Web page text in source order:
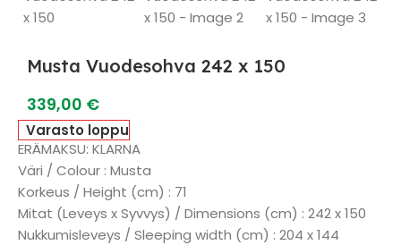
Musta Vuodesohva 242 x 150
339,00 €
Varasto loppu
ERÄMAKSU: KLARNA
Väri / Colour : Musta
Korkeus / Height (cm) : 71
Mitat (Leveys x Syvvys) / Dimensions (cm) : 242 x 150
Nukkumisleveys / Sleeping width (cm) : 204 x 144